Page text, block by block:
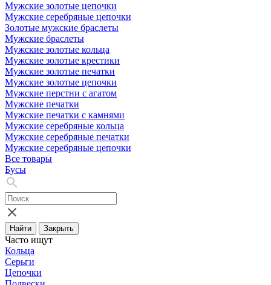
Мужские золотые цепочки
Мужские серебряные цепочки
Золотые мужские браслеты
Мужские браслеты
Мужские золотые кольца
Мужские золотые крестики
Мужские золотые печатки
Мужские золотые цепочки
Мужские перстни с агатом
Мужские печатки
Мужские печатки с камнями
Мужские серебряные кольца
Мужские серебряные печатки
Мужские серебряные цепочки
Все товары
Бусы
Найти Закрыть
Часто ищут
Кольца
Серьги
Цепочки